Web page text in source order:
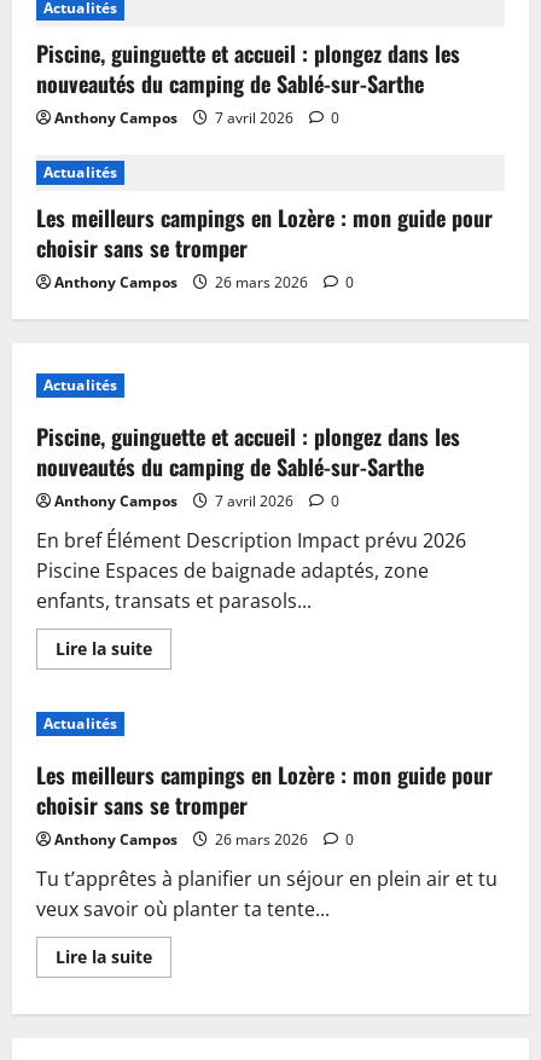
Actualités
Piscine, guinguette et accueil : plongez dans les
nouveautés du camping de Sablé-sur-Sarthe
Anthony Campos 7 avril 2026 0
Actualités
Les meilleurs campings en Lozère : mon guide pour
choisir sans se tromper
Anthony Campos 26 mars 2026 0
Actualités
Piscine, guinguette et accueil : plongez dans les
nouveautés du camping de Sablé-sur-Sarthe
Anthony Campos 7 avril 2026 0
En bref Élément Description Impact prévu 2026
Piscine Espaces de baignade adaptés, zone
enfants, transats et parasols...
Lire la suiteEn
savoir
accueil
:
plongez
dans
les
nouveautés
du
camping
de
Sablé-
sur-
Sarthe
Actualités
Les meilleurs campings en Lozère : mon guide pour
choisir sans se tromper
Anthony Campos 26 mars 2026 0
Tu t’apprêtes à planifier un séjour en plein air et tu
veux savoir où planter ta tente...
Lire la suiteEn
savoir